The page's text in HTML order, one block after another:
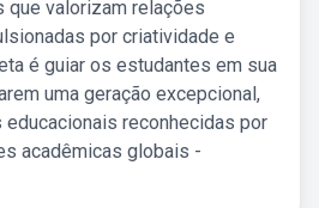
que valorizam relações
por criatividade e
é guiar os estudantes em sua
uma geração excepcional,
reconhecidas por
acadêmicas globais -